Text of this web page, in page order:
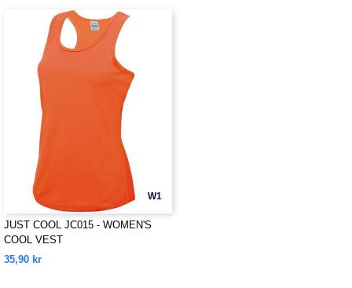
W1
JUST COOL JC015 - WOMEN'S
COOL VEST
35,90 kr